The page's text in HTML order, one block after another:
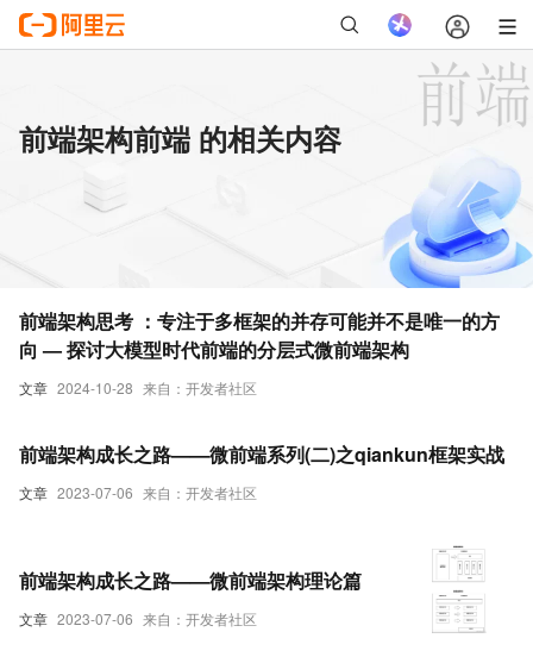
前端架构前端 的相关内容
文章 2024-10-28 来自：开发者社区
前端架构思考 ：专注于多框架的并存可能并不是唯一的方
向 — 探讨大模型时代前端的分层式微前端架构
文章 2023-07-06 来自：开发者社区
前端架构成长之路——微前端系列(二)之qiankun框架实战
文章 2023-07-06 来自：开发者社区
前端架构成长之路——微前端架构理论篇